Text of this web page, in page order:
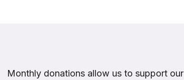
Monthly donations allow us to support our